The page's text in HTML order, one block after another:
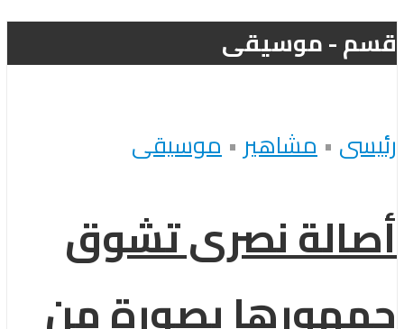
قسم - موسيقى
رئيسى •مشاهير•موسيقى
أصالة نصرى تشوق
جمهورها بصورة من